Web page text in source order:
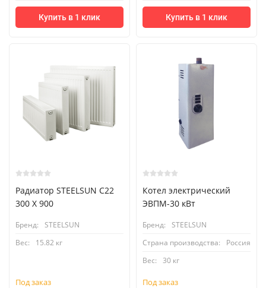
Купить в 1 клик Купить в 1 клик
Радиатор STEELSUN С22
300 X 900
Бренд:
STEELSUN
Вес:
15.82 кг
Под заказ
Котел электрический
ЭВПМ-30 кВт
Бренд:
STEELSUN
Страна производства:
Россия
Вес:
30 кг
Под заказ